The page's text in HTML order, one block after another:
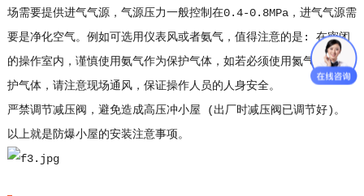
场需要提供进气气源，气源压力一般控制在0.4-0.8MPa，进气气源需
要是净化空气。例如可选用仪表风或者氨气，值得注意的是: 在密闭
的操作室内，谨慎使用氨气作为保护气体，如若必须使用氮气作为保
护气体，请注意现场通风，保证操作人员的人身安全。
严禁调节减压阀，避免造成高压冲小屋 (出厂时减压阀已调节好)。
以上就是防爆小屋的安装注意事项。